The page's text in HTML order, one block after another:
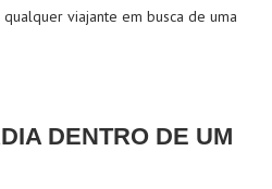
viajante em busca de uma
DENTRO DE UM